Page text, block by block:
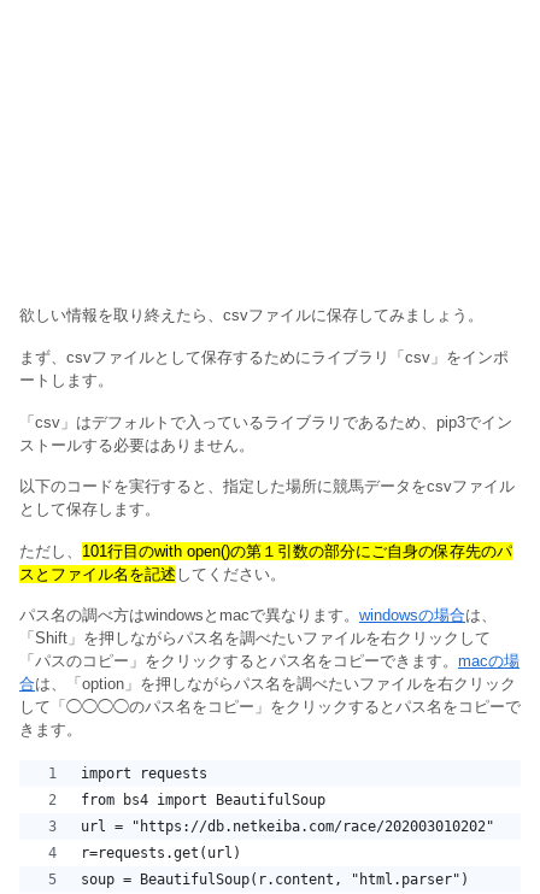
欲しい情報を取り終えたら、csvファイルに保存してみましょう。
まず、csvファイルとして保存するためにライブラリ「csv」をインポ
ートします。
「csv」はデフォルトで入っているライブラリであるため、pip3でイン
ストールする必要はありません。
以下のコードを実行すると、指定した場所に競馬データをcsvファイル
として保存します。
ただし、 101行目のwith open()の第１引数の部分にご自身の保存先のパ
スとファイル名を記述 してください。
パス名の調べ方はwindowsとmacで異なります。 windowsの場合は、
「Shift」を押しながらパス名を調べたいファイルを右クリックして
「パスのコピー」をクリックするとパス名をコピーできます。 macの場
合は、「option」を押しながらパス名を調べたいファイルを右クリック
して「◯◯◯◯のパス名をコピー」をクリックするとパス名をコピーで
きます。
import requests
from bs4 import BeautifulSoup
url = "https://db.netkeiba.com/race/202003010202"
r=requests.get(url)
soup = BeautifulSoup(r.content, "html.parser")